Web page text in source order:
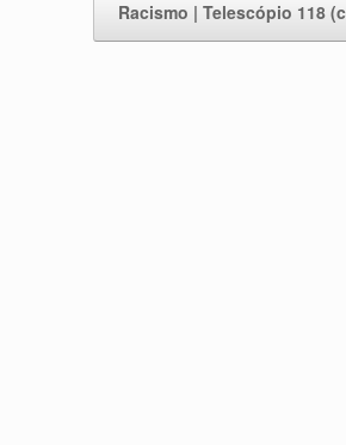
Racismo | Telescópio 118